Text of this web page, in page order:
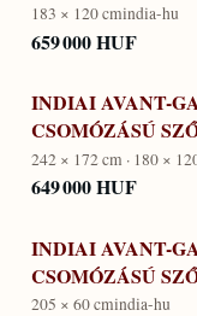
183 × 120 cmindia-hu
659 000 HUF
INDIAI AVANT-
CSOMÓZÁSÚ
242 × 172 cm · 180 ×
649 000 HUF
INDIAI AVANT-
CSOMÓZÁSÚ
205 × 60 cmindia-hu